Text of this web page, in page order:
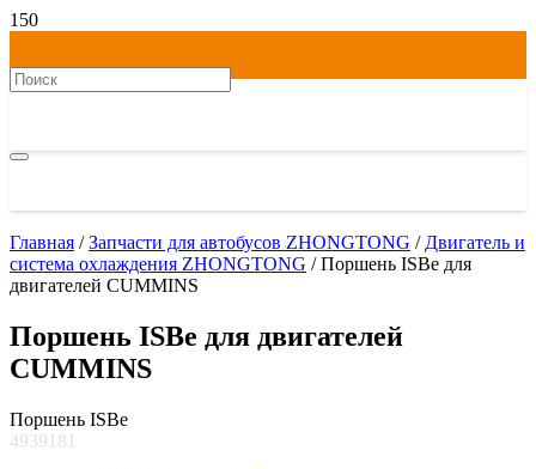
Главная /Запчасти для автобусов ZHONGTONG / Двигатель и
система охлаждения ZHONGTONG / Поршень ISBe для
двигателей CUMMINS
Поршень ISBe для двигателей
CUMMINS
Поршень ISBe
4939181